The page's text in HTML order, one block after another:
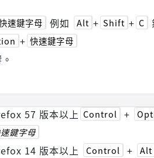
速鍵字母 例如 Alt + Shift + C
+ 快速鍵字母
57 版本以上 Control +
鍵字母
14 版本以上 Control + Alt